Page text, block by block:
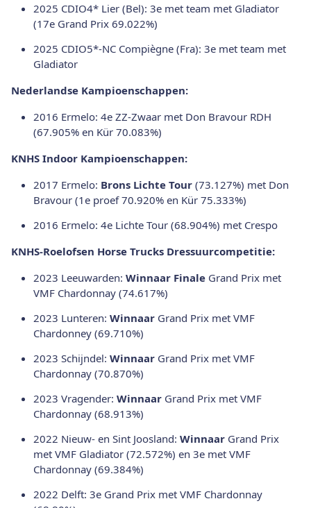
2025 CDIO4* Lier (Bel): 3e met team met Gladiator
(17e Grand Prix 69.022%)
2025 CDIO5*-NC Compiègne (Fra): 3e met team met
Gladiator
Nederlandse Kampioenschappen:
2016 Ermelo: 4e ZZ-Zwaar met Don Bravour RDH
(67.905% en Kür 70.083%)
KNHS Indoor Kampioenschappen:
2017 Ermelo: Brons Lichte Tour (73.127%) met Don
Bravour (1e proef 70.920% en Kür 75.333%)
2016 Ermelo: 4e Lichte Tour (68.904%) met Crespo
KNHS-Roelofsen Horse Trucks Dressuurcompetitie:
2023 Leeuwarden: Winnaar Finale Grand Prix met
VMF Chardonnay (74.617%)
2023 Lunteren: Winnaar Grand Prix met VMF
Chardonney (69.710%)
2023 Schijndel: Winnaar Grand Prix met VMF
Chardonnay (70.870%)
2023 Vragender: Winnaar Grand Prix met VMF
Chardonnay (68.913%)
2022 Nieuw- en Sint Joosland: Winnaar Grand Prix
met VMF Gladiator (72.572%) en 3e met VMF
Chardonnay (69.384%)
2022 Delft: 3e Grand Prix met VMF Chardonnay